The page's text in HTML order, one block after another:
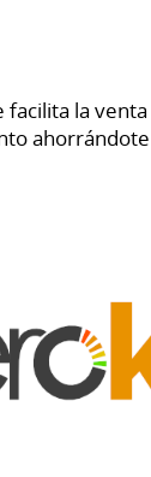
facilita la